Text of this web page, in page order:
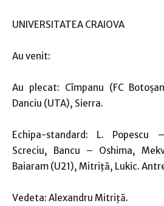
UNIVERSITATEA CRAIOVA
Au venit:
Au plecat: Cîmpanu (FC
Danciu (UTA), Sierra.
Echipa-standard: L. Popescu
Screciu, Bancu – Oshima,
Baiaram (U21), Mitriţă, Lukic.
Vedeta: Alexandru Mitriţă.